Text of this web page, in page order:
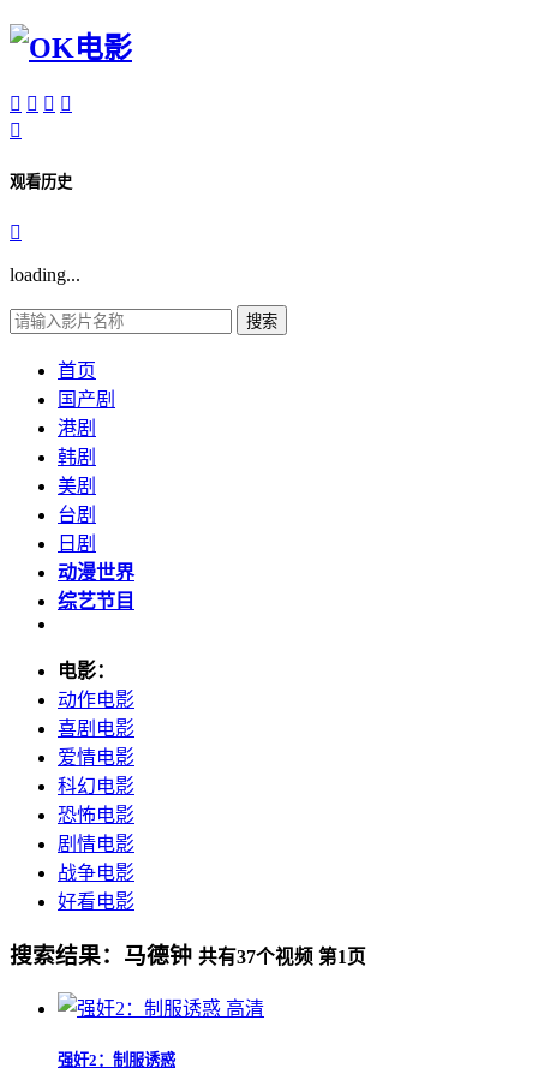
   

观看历史

loading...
搜索
首页
国产剧
港剧
韩剧
美剧
台剧
日剧
动漫世界
综艺节目
电影：
动作电影
喜剧电影
爱情电影
科幻电影
恐怖电影
剧情电影
战争电影
好看电影
搜索结果： 马德钟 共有37个视频 第1 页
高清
强奸2：制服诱惑